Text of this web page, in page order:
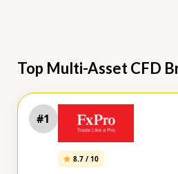
Top Multi-Asset CFD
#1
8.7 / 10